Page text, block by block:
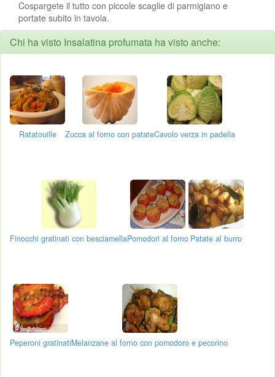
Cospargete il tutto con piccole scaglie di parmigiano e
portate subito in tavola.
Chi ha visto Insalatina profumata ha visto anche:
Ratatouille Zucca al forno con patateCavolo verza in padella
Finocchi gratinati con besciamellaPomodori al forno Patate al burro
Peperoni gratinatiMelanzane al forno con pomodoro e pecorino